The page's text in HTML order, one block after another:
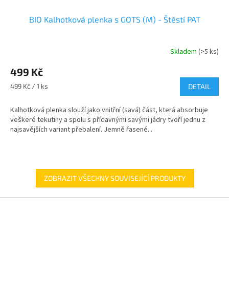
BIO Kalhotková plenka s GOTS (M) - Štěstí PAT
Skladem (>5 ks)
499 Kč
Měrná
499 Kč / 1 ks DETAIL
Kalhotková plenka slouží jako vnitřní (savá) část, která absorbuje
veškeré tekutiny a spolu s přídavnými savými jádry tvoří jednu z
najsavějších variant přebalení. Jemně řasené...
ZOBRAZIT VŠECHNY SOUVISEJÍCÍ PRODUKTY